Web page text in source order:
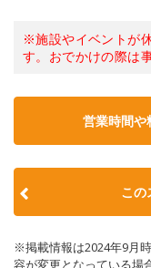
※施設やイベントが
す。おでかけの際は
営業時間や
この
※掲載情報は2024年9月
容が変更となっている場